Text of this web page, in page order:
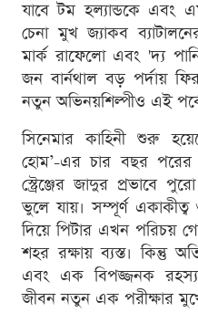
যাবে টম হল্যান্ডকে এবং
চেনা মুখ জ্যাকব
মার্ক রাফেলো এবং 'দ্য
জন বার্নথাল বড় পর্দায়
নতুন অভিনয়শিল্পীও এই
সিনেমার কাহিনী শুরু
হোম’-এর চার বছর পরের
স্ট্রেঞ্জের জাদুর প্রভাবে
ভুলে যায়। সম্পূর্ণ
দিয়ে পিটার এখন পরিচয়
শহর রক্ষায় ব্যস্ত। কিন্তু
এবং এক বিপজ্জনক
জীবন নতুন এক পরীক্ষার